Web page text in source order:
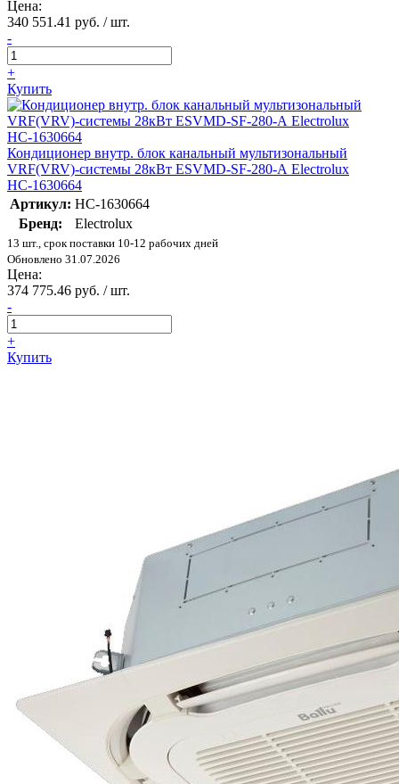
Цена:
340 551.41 руб. / шт.
-
+
Купить
Кондиционер внутр. блок канальный мультизональный
VRF(VRV)-системы 28кВт ESVMD-SF-280-А Electrolux
НС-1630664
Артикул: НС-1630664
Бренд:
Electrolux
13 шт., срок поставки 10-12 рабочих дней
Обновлено 31.07.2026
Цена:
374 775.46 руб. / шт.
-
+
Купить